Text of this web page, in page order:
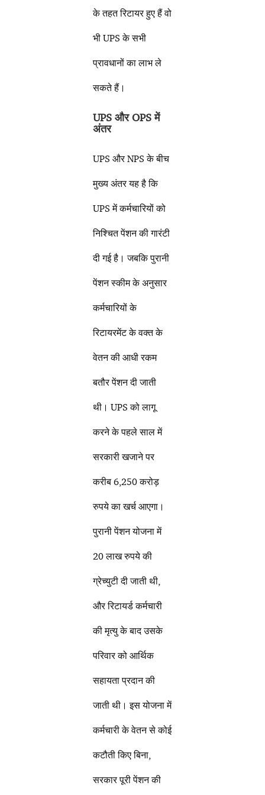
के तहत रिटायर हुए हैं वो
भी UPS के सभी
प्रावधानों का लाभ ले
सकते हैं।
UPS और OPS में
अंतर
UPS और NPS के बीच
मुख्य अंतर यह है कि
UPS में कर्मचारियों को
निश्चित पेंशन की गारंटी
दी गई है। जबकि पुरानी
पेंशन स्कीम के अनुसार
कर्मचारियों के
रिटायरमेंट के वक्त के
वेतन की आधी रकम
बतौर पेंशन दी जाती
थी। UPS को लागू
करने के पहले साल में
सरकारी खजाने पर
करीब 6,250 करोड़
रुपये का खर्च आएगा।
पुरानी पेंशन योजना में
20 लाख रुपये की
ग्रेच्युटी दी जाती थी,
और रिटायर्ड कर्मचारी
की मृत्यु के बाद उसके
परिवार को आर्थिक
सहायता प्रदान की
जाती थी। इस योजना में
कर्मचारी के वेतन से कोई
कटौती किए बिना,
सरकार पूरी पेंशन की